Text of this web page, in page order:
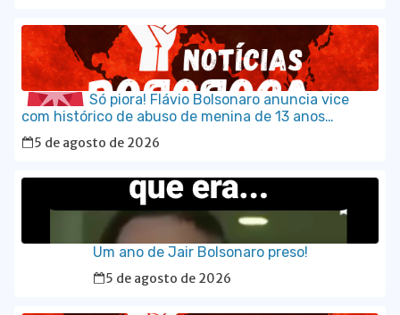
Só piora! Flávio Bolsonaro anuncia vice
com histórico de abuso de menina de 13 anos
5 de agosto de 2026
Um ano de Jair Bolsonaro preso!
5 de agosto de 2026